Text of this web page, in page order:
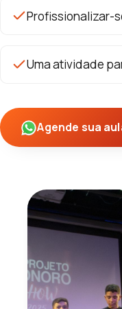
Profissionalizar-
Uma atividade
Agende sua